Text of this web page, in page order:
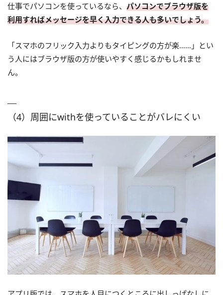
仕事でパソコンを使っているなら、 パソコンでブラウザ版を
利用すればメッセージを早く入力できる人も多いでしょう。
「スマホのフリック入力よりもタイピングの方が楽……」とい
う人にはブラウザ版の方が使いやすく感じるかもしれませ
ん。
（4）周囲にwithを使っていることがバレにくい